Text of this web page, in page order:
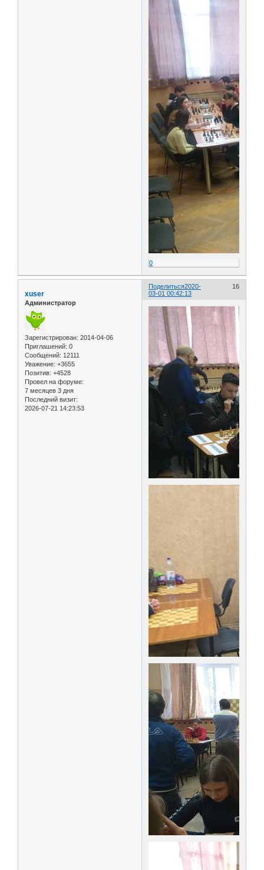
0
Поделиться 16
2020-
03-01 00:42:13
xuser
Администратор
Зарегистрирован: 2014-04-06
Приглашений: 0
Сообщений: 12111
Уважение: +3655
Позитив: +4528
Провел на форуме:
7 месяцев 3 дня
Последний визит:
2026-07-21 14:23:53